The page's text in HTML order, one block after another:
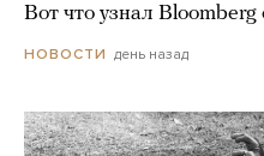
Вот что узнал Bloomberg
НОВОСТИ день назад